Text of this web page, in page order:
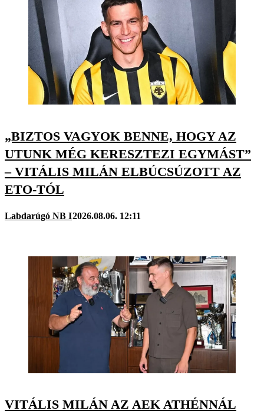
„BIZTOS VAGYOK BENNE, HOGY AZ
UTUNK MÉG KERESZTEZI EGYMÁST”
– VITÁLIS MILÁN ELBÚCSÚZOTT AZ
ETO-TÓL
Labdarúgó NB I2026.08.06. 12:11
VITÁLIS MILÁN AZ AEK ATHÉNNÁL